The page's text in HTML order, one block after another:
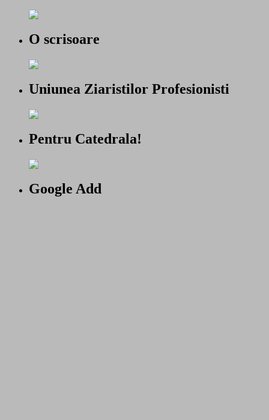
O scrisoare
Uniunea Ziaristilor Profesionisti
Pentru Catedrala!
Google Add